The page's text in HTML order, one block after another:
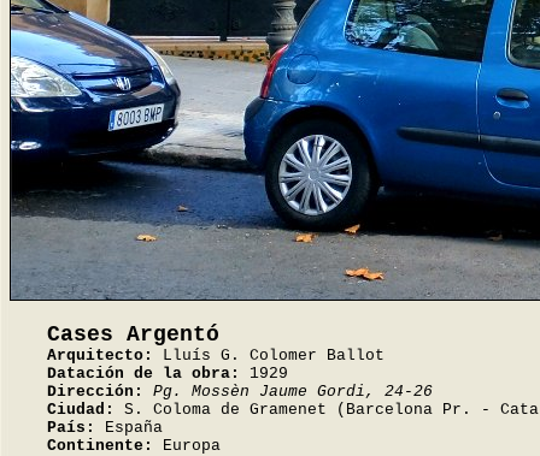
Cases Argentó
Arquitecto:
Lluís G. Colomer Ballot
Datación de la obra:
1929
Dirección:
Pg. Mossèn Jaume Gordi, 24-26
Ciudad:
S. Coloma de Gramenet (Barcelona Pr. -
País:
España
Continente:
Europa